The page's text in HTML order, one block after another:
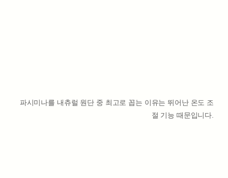
파시미나를 내츄럴 원단 중 최고로 꼽는 이유는 뛰어난 온도 조
절 기능 때문입니다.